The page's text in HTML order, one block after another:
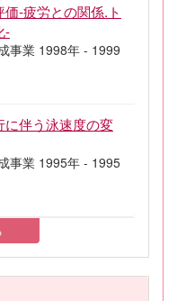
-疲労との関係.ト
-
事業 1998年 - 1999
伴う泳速度の変
事業 1995年 - 1995